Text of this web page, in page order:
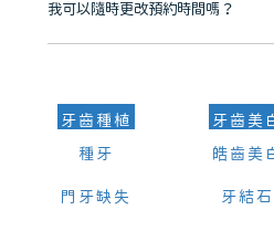
我可以隨時更改預約時間嗎？
可以，請盡早通過wechat或whatsapp
牙齒種植
種牙
門牙缺失
牙齒美
皓齒美
牙結石